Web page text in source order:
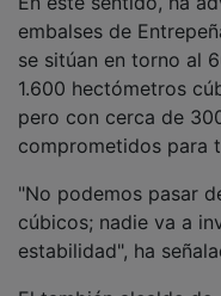
embalses de
se sitúan en torno al
1.600 hectómetros
pero con cerca de
comprometidos para
cúbicos; nadie va a
estabilidad", ha